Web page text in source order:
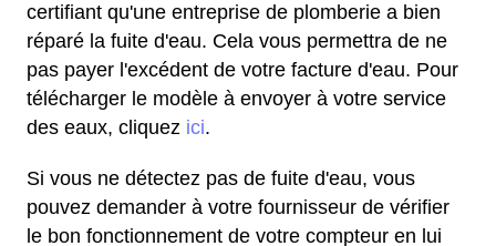
certifiant qu'une entreprise de plomberie a bien
réparé la fuite d'eau. Cela vous permettra de ne
pas payer l'excédent de votre facture d'eau. Pour
télécharger le modèle à envoyer à votre service
des eaux, cliquez ici.
Si vous ne détectez pas de fuite d'eau, vous
pouvez demander à votre fournisseur de vérifier
le bon fonctionnement de votre compteur en lui